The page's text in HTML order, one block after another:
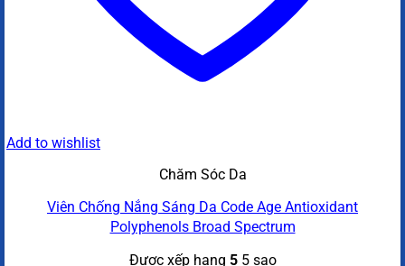
Add to wishlist
Chăm Sóc Da
Viên Chống Nắng Sáng Da Code Age Antioxidant
Polyphenols Broad Spectrum
Được xếp hạng 55 sao